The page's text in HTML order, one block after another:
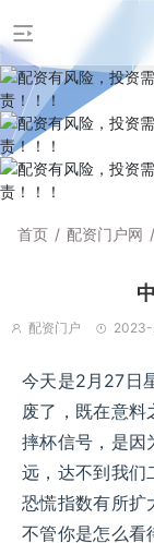
首页 / 配资门户网 /
配资门户
今天是2月27日
废了，既在意料
摔杯信号，是因
远，达不到我们
恐慌指数有所扩
不管你是怎么看